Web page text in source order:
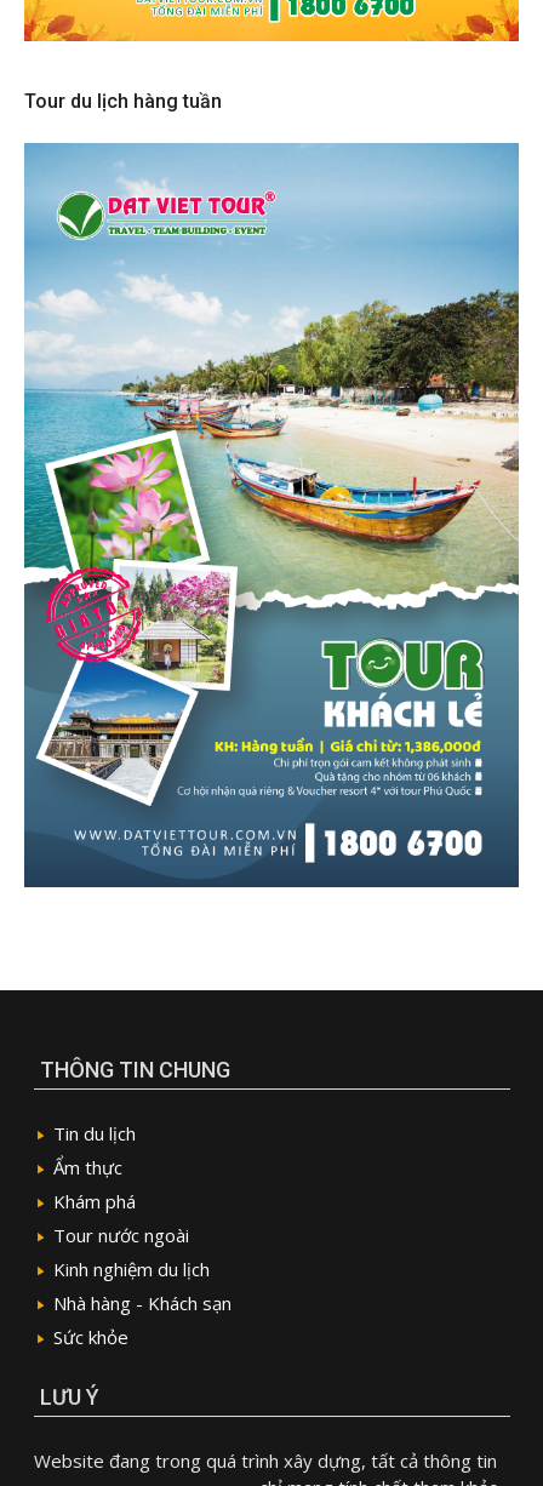
Tour du lịch hàng tuần
THÔNG TIN CHUNG
Tin du lịch
Ẩm thực
Khám phá
Tour nước ngoài
Kinh nghiệm du lịch
Nhà hàng - Khách sạn
Sức khỏe
LƯU Ý
Website đang trong quá trình xây dựng, tất cả thông tin